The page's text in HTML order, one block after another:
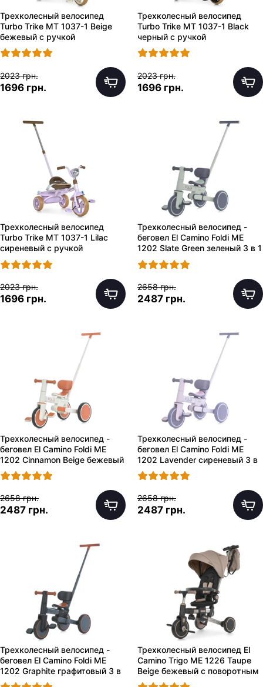
Трехколесный велосипед
Turbo Trike MT 1037-1 Beige
бежевый с ручкой
2023 грн.
1696 грн.
Трехколесный велосипед
Turbo Trike MT 1037-1 Black
черный с ручкой
2023 грн.
1696 грн.
Трехколесный велосипед
Turbo Trike MT 1037-1 Lilac
сиреневый с ручкой
2023 грн.
1696 грн.
Трехколесный велосипед -
беговел El Camino Foldi ME
1202 Slate Green зеленый 3 в 1
с ручкой
2658 грн.
2487 грн.
Трехколесный велосипед -
беговел El Camino Foldi ME
1202 Сinnamon Beige бежевый
3 в 1 с ручкой
2658 грн.
2487 грн.
Трехколесный велосипед -
беговел El Camino Foldi ME
1202 Lavender сиреневый 3 в
1 с ручкой
2658 грн.
2487 грн.
Трехколесный велосипед -
беговел El Camino Foldi ME
1202 Graphite графитовый 3 в
1 с ручкой
Трехколесный велосипед El
Camino Trigo ME 1226 Taupe
Beige бежевый с поворотным
сиденьем